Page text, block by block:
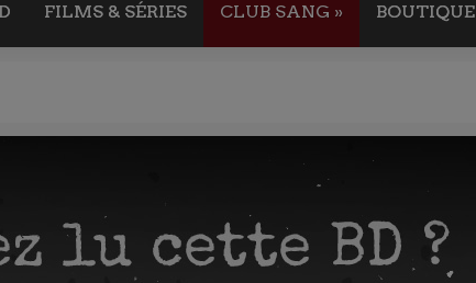
FILMS & SÉRIES CLUB SANG » BOUTIQUE